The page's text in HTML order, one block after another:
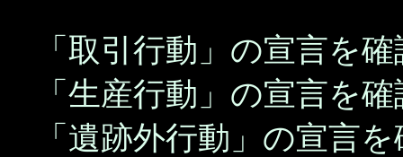
「取引行動」の宣言を
「生産行動」の宣言を
「遺跡外行動」の宣言